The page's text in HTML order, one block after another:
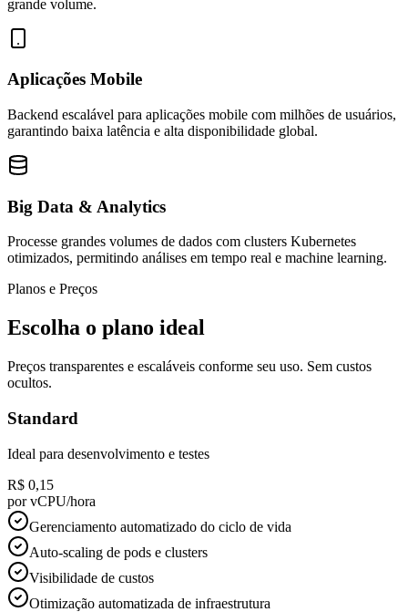
grande volume.
Aplicações Mobile
Backend escalável para aplicações mobile com milhões de usuários,
garantindo baixa latência e alta disponibilidade global.
Big Data & Analytics
Processe grandes volumes de dados com clusters Kubernetes
otimizados, permitindo análises em tempo real e machine learning.
Planos e Preços
Escolha o plano ideal
Preços transparentes e escaláveis conforme seu uso. Sem custos
ocultos.
Standard
Ideal para desenvolvimento e testes
R$ 0,15
por vCPU/hora
Gerenciamento automatizado do ciclo de vida
Auto-scaling de pods e clusters
Visibilidade de custos
Otimização automatizada de infraestrutura